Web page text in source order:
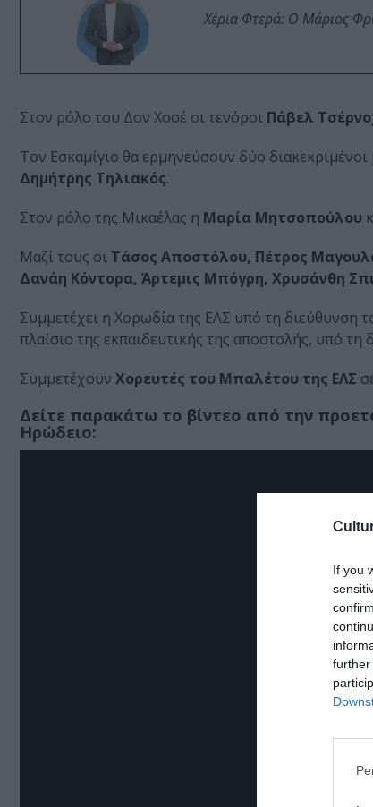
If you
further
Χέρια Φτερά: Ο Μάριος
Στον ρόλο του Δον Χοσέ οι τενόροι Πάβελ
Τον Εσκαμίγιο θα ερμηνεύσουν δύο
Δημήτρης Τηλιακός.
Στον ρόλο της Μικαέλας η Μαρία Μητσοπούλου
Μαζί τους οι Τάσος Αποστόλου, Πέτρος
Δανάη Κόντορα, Άρτεμις Μπόγρη, Χρυσάνθη
Συμμετέχει η Χορωδία της ΕΛΣ υπό τη διεύθυνση
πλαίσιο της εκπαιδευτικής της αποστολής, υπό τη
Συμμετέχουν Χορευτές του Μπαλέτου της ΕΛΣ
Δείτε παρακάτω το βίντεο από την
Ηρώδειο: